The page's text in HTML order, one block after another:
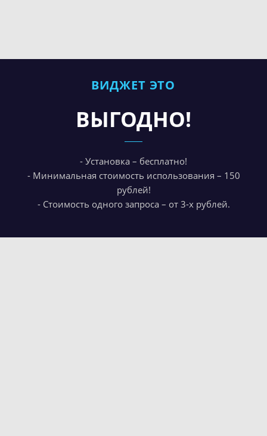
ВИДЖЕТ ЭТО
ВЫГОДНО!
- Установка – бесплатно!
- Минимальная стоимость использования – 150
рублей!
- Стоимость одного запроса – от 3-х рублей.